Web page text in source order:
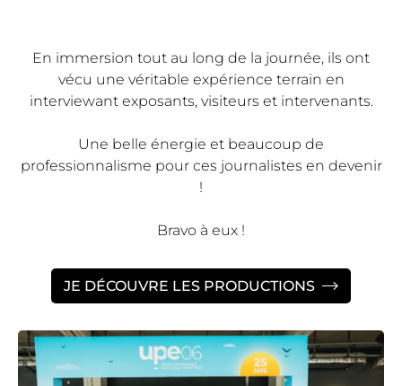
En immersion tout au long de la journée, ils ont
vécu une véritable expérience terrain en
interviewant exposants, visiteurs et intervenants.
Une belle énergie et beaucoup de
professionnalisme pour ces journalistes en devenir
!
Bravo à eux !
JE DÉCOUVRE LES PRODUCTIONS